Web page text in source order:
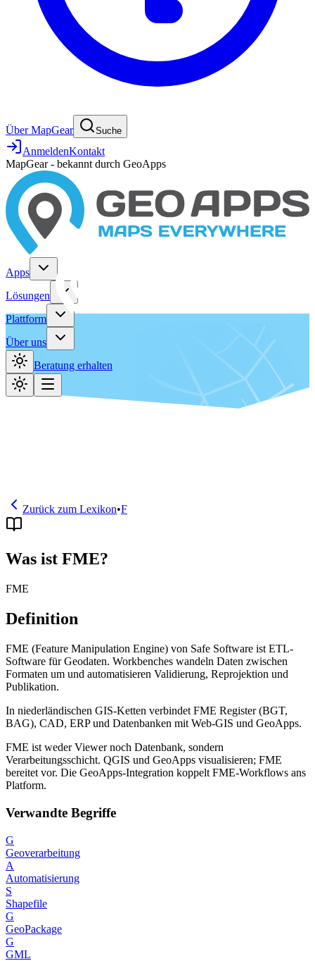
Über MapGear Suche
AnmeldenKontakt
MapGear - bekannt durch GeoApps
Apps
Lösungen
Plattform
Über uns
Beratung erhalten
Zurück zum Lexikon•F
Was ist FME?
FME
Definition
FME (Feature Manipulation Engine) von Safe Software ist ETL-
Software für Geodaten. Workbenches wandeln Daten zwischen
Formaten um und automatisieren Validierung, Reprojektion und
Publikation.
In niederländischen GIS-Ketten verbindet FME Register (BGT,
BAG), CAD, ERP und Datenbanken mit Web-GIS und GeoApps.
FME ist weder Viewer noch Datenbank, sondern
Verarbeitungsschicht. QGIS und GeoApps visualisieren; FME
bereitet vor. Die GeoApps-Integration koppelt FME-Workflows ans
Platform.
Verwandte Begriffe
G
Geoverarbeitung
A
Automatisierung
S
Shapefile
G
GeoPackage
G
GML